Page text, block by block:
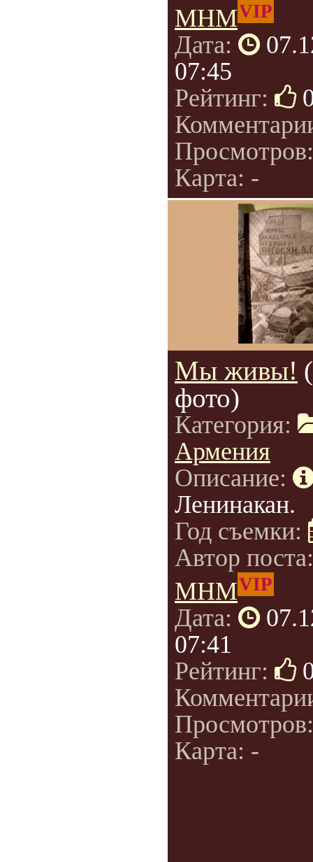
МНМVIP
Дата:
07:45
Рейтинг:
Карта: -
Мы живы!
фото)
Категория:
Армения
Описание:
Ленинакан.
Год съемки:
Автор
МНМVIP
Дата:
07:41
Рейтинг:
Карта: -